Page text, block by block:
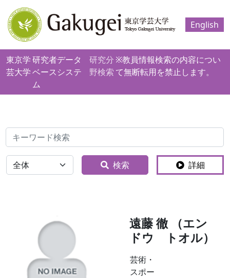
English
東京学
芸大学
研究者データ
ベースシステ
ム
研究分
野検索
※教員情報検索の内容につい
て無断転用を禁止します。
検索
全体 検索 詳細
遠藤 徹 （エン
ドウ トオル）
芸術・
スポー